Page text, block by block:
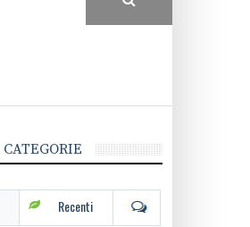
CATEGORIE
Recenti